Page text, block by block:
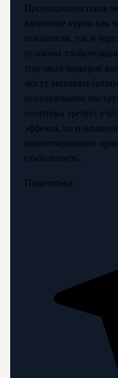
Протекционистские
валютные курсы как
показатели, так и
условиях
торговых барьеров
могут вызывать
использование
политики требует
эффекта, но и
инвестиционную
стабильность.
Поделиться